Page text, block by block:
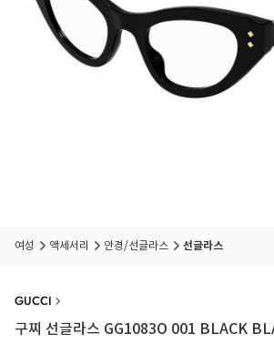
여성 액세서리 안경/선글라스 선글라스
GUCCI
구찌 선글라스 GG1083O 001 BLACK